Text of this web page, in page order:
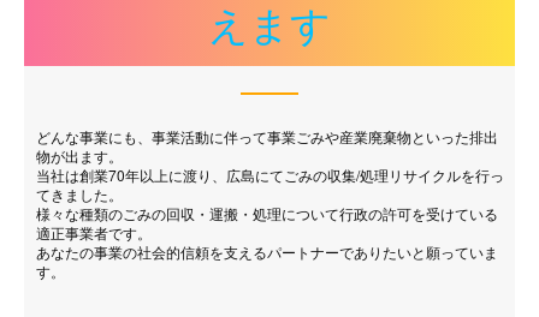
えます
どんな事業にも、事業活動に伴って事業ごみや産業廃棄物といった排出
物が出ます。
当社は創業70年以上に渡り、広島にてごみの収集/処理リサイクルを行っ
てきました。
様々な種類のごみの回収・運搬・処理について行政の許可を受けている
適正事業者です。
あなたの事業の社会的信頼を支えるパートナーでありたいと願っていま
す。